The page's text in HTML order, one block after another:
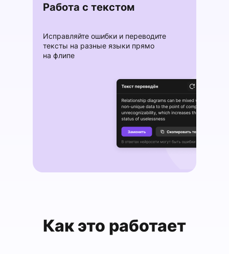
Работа с текстом
Исправляйте ошибки и переводите
тексты на разные языки прямо
на флипе
Как это работает